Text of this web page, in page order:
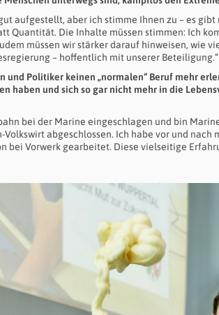
aufgestellt, aber ich stimme Ihnen zu – es gibt
Quantität. Die Inhalte müssen stimmen: Ich
müssen wir stärker darauf hinweisen, wie
– hoffentlich mit unserer Beteiligung.“
Politiker keinen „normalen“ Beruf mehr
haben und sich so gar nicht mehr in die
bei der Marine eingeschlagen und bin
abgeschlossen. Ich habe vor und nach
bei Vorwerk gearbeitet. Diese vielseitige